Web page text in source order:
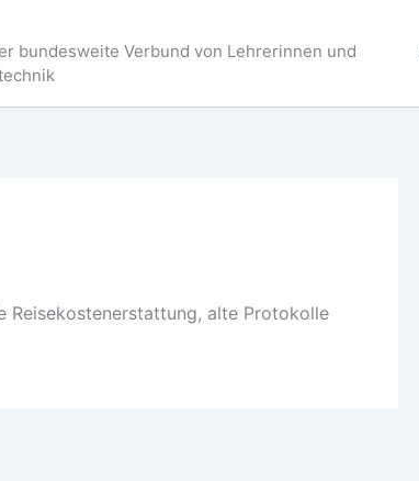
bundesweite Verbund von Lehrerinnen und
Reisekostenerstattung, alte Protokolle